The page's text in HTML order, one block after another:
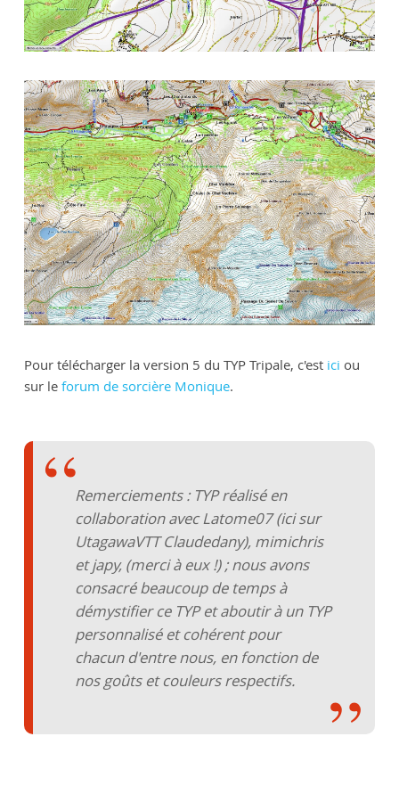
Pour télécharger la version 5 du TYP Tripale, c'est ici ou
sur le forum de sorcière Monique.
Remerciements : TYP réalisé en
collaboration avec Latome07 (ici sur
UtagawaVTT Claudedany), mimichris
et japy, (merci à eux !) ; nous avons
consacré beaucoup de temps à
démystifier ce TYP et aboutir à un TYP
personnalisé et cohérent pour
chacun d'entre nous, en fonction de
nos goûts et couleurs respectifs.